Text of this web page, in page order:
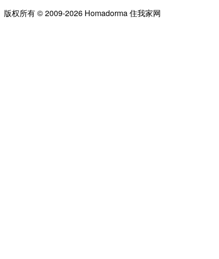
版权所有 © 2009-2026 Homadorma 住我家网